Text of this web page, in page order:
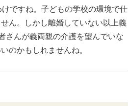
ですね。子どもの学校の環境で仕
ん。しかし離婚していない以上義
さんが義両親の介護を望んでいな
のかもしれませんね。